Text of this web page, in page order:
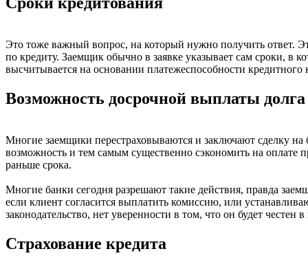
Это тоже важный вопрос, на который нужно получить ответ.
по кредиту. Заемщик обычно в заявке указывает сам сроки, в
высчитывается на основании платежеспособности кредитного
Возможность досрочной выплаты долга
Многие заемщики перестраховываются и заключают сделку на
возможность и тем самым существенно сэкономить на оплате
раньше срока.
Многие банки сегодня разрешают такие действия, правда
если клиент согласится выплатить комиссию, или
законодательство, нет уверенности в том, что он будет
Страхование кредита